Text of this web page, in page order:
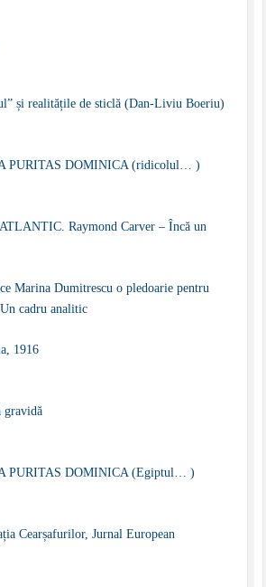
și realitățile de sticlă (Dan-Liviu Boeriu)
PURITAS DOMINICA (ridicolul… )
Raymond Carver – Încă un
Marina Dumitrescu o pledoarie pentru
cadru analitic
1916
gravidă
PURITAS DOMINICA (Egiptul… )
Cearșafurilor, Jurnal European